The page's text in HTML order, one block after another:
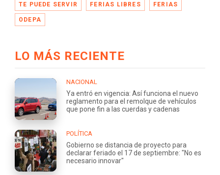
TE PUEDE SERVIR FERIAS LIBRES FERIAS
ODEPA
LO MÁS RECIENTE
NACIONAL
Ya entró en vigencia: Así funciona el nuevo
reglamento para el remolque de vehículos
que pone fin a las cuerdas y cadenas
POLÍTICA
Gobierno se distancia de proyecto para
declarar feriado el 17 de septiembre: "No es
necesario innovar"